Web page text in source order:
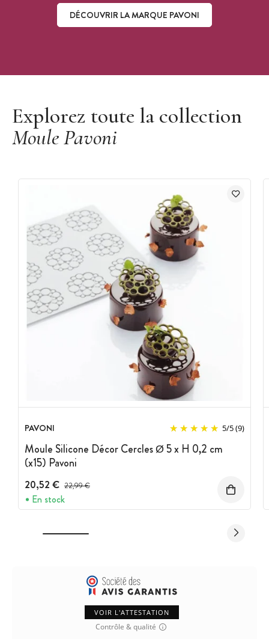
DÉCOUVRIR LA MARQUE PAVONI
Explorez toute la collection
Moule Pavoni
PAVONI 5/5(9)
Moule Silicone Décor Cercles Ø 5 x H 0,2 cm
(x15) Pavoni
20,52 € Prix avant réduction :
22,99 €
En stock
VOIR L'ATTESTATION
Contrôle & qualité